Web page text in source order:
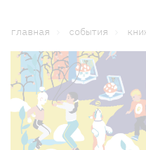
дошкольникам
главная события